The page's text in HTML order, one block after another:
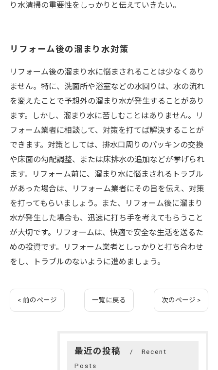
り水清掃の重要性をしっかりと伝えていきたい。
リフォーム後の溜まり水対策
リフォーム後の溜まり水に悩まされることは少なくあり
ません。特に、洗面所や浴室などの水回りは、水の流れ
を変えたことで予想外の溜まり水が発生することがあり
ます。しかし、溜まり水に苦しむことはありません。リ
フォーム業者に相談して、対策を打てば解決することが
できます。対策としては、排水口周りのパッキンの交換
や床面の勾配調整、または床排水の追加などが挙げられ
ます。リフォーム前に、溜まり水に悩まされるトラブル
があった場合は、リフォーム業者にその旨を伝え、対策
を打ってもらいましょう。また、リフォーム後に溜まり
水が発生した場合も、迅速に打ち手を考えてもらうこと
が大切です。リフォームは、快適で安全な生活を送るた
めの投資です。リフォーム業者としっかりと打ち合わせ
をし、トラブルのないように進めましょう。
< 前のページ 一覧に戻る 次のページ >
最近の投稿
Recent
Posts